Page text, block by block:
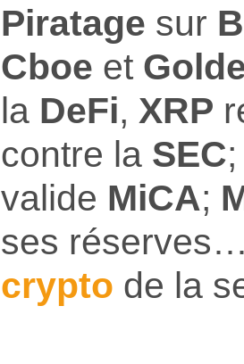
Piratage sur
Cboe et
la DeFi, XRP
contre la SEC
valide MiCA;
ses
crypto de la